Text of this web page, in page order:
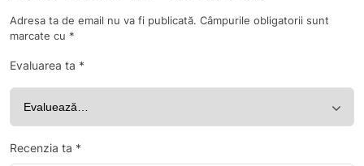
Adresa ta de email nu va fi publicată. Câmpurile obligatorii sunt
marcate cu *
Evaluarea ta *
Recenzia ta *